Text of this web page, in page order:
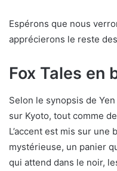
Espérons que nous
apprécierons le reste
Fox Tales en
Selon le synopsis de
sur Kyoto, tout comme
L’accent est mis sur une
mystérieuse, un panier
qui attend dans le noir,